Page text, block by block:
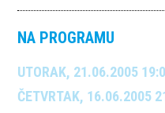
NA PROGRAMU
UTORAK, 21.06.2005
ČETVRTAK, 16.06.2005